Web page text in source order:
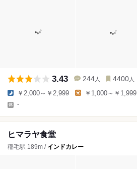
3.43 244 人 4400 人
￥2,000～￥2,999 ￥1,000～￥1,999
-
ヒマラヤ食堂
稲毛駅 189m / インドカレー